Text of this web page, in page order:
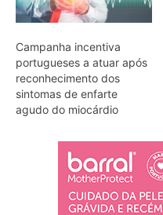
Campanha incentiva
portugueses a atuar após
reconhecimento dos
sintomas de enfarte
agudo do miocárdio